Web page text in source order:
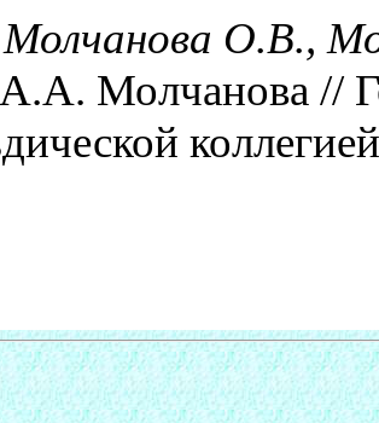
Молчанова О.В.,
Молчанова //